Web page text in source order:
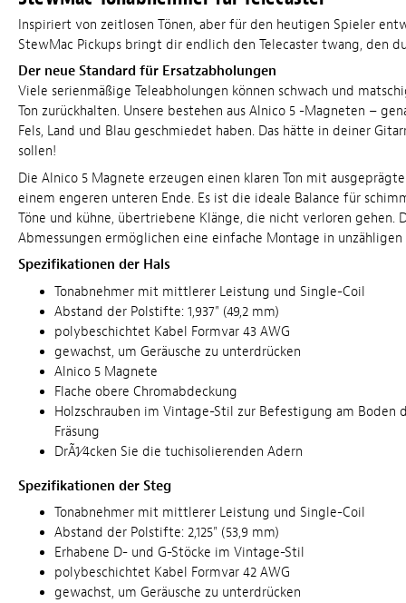
Inspiriert von zeitlosen Tönen, aber für den heutigen Spieler
StewMac Pickups bringt dir endlich den Telecaster twang, den
Der neue Standard für Ersatzabholungen
Viele serienmäßige Teleabholungen können schwach und
Ton zurückhalten. Unsere bestehen aus Alnico 5 -Magneten –
Fels, Land und Blau geschmiedet haben. Das hätte in deiner
sollen!
Die Alnico 5 Magnete erzeugen einen klaren Ton mit
einem engeren unteren Ende. Es ist die ideale Balance für
Töne und kühne, übertriebene Klänge, die nicht verloren gehen.
Abmessungen ermöglichen eine einfache Montage in unzähligen
Spezifikationen der Hals
Tonabnehmer mit mittlerer Leistung und Single-Coil
Abstand der Polstifte: 1,937" (49,2 mm)
polybeschichtet Kabel Formvar 43 AWG
gewachst, um Geräusche zu unterdrücken
Alnico 5 Magnete
Flache obere Chromabdeckung
Holzschrauben im Vintage-Stil zur Befestigung am Boden
Fräsung
DrÃ1⁄4cken Sie die tuchisolierenden Adern
Spezifikationen der Steg
Tonabnehmer mit mittlerer Leistung und Single-Coil
Abstand der Polstifte: 2,125" (53,9 mm)
Erhabene D- und G-Stöcke im Vintage-Stil
polybeschichtet Kabel Formvar 42 AWG
gewachst, um Geräusche zu unterdrücken